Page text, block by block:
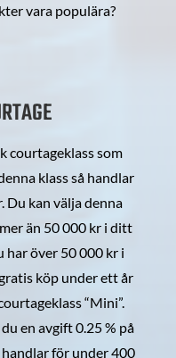
vara populära?
courtageklass som
klass så handlar
Du kan välja denna
än 50 000 kr i ditt
har över 50 000 kr i
köp under ett år
“Mini”.
en avgift 0.25 % på
för under 400